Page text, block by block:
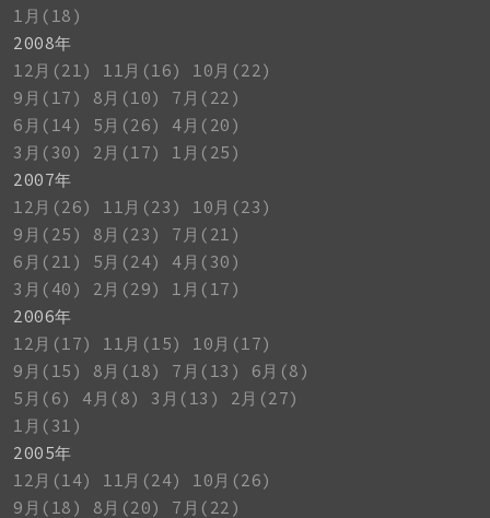
1月(18)
2008年
12月(21)
11月(16)
10月(22)
9月(17)
8月(10)
7月(22)
6月(14)
5月(26)
4月(20)
3月(30)
2月(17)
1月(25)
2007年
12月(26)
11月(23)
10月(23)
9月(25)
8月(23)
7月(21)
6月(21)
5月(24)
4月(30)
3月(40)
2月(29)
1月(17)
2006年
12月(17)
11月(15)
10月(17)
9月(15)
8月(18) 7月(13)
6月(8)
5月(6)
4月(8) 3月(13)
2月(27)
1月(31)
2005年
12月(14)
11月(24)
10月(26)
9月(18)
8月(20) 7月(22)